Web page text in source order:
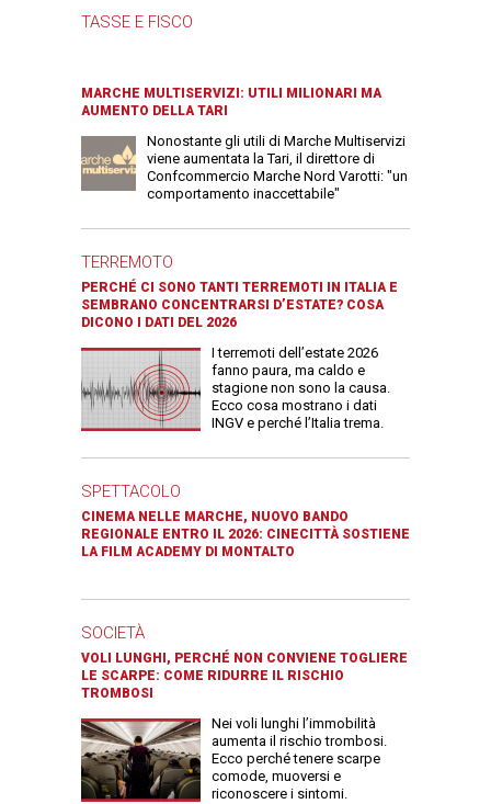
TASSE E FISCO
MARCHE MULTISERVIZI: UTILI MILIONARI MA
AUMENTO DELLA TARI
Nonostante gli utili di Marche Multiservizi
viene aumentata la Tari, il direttore di
Confcommercio Marche Nord Varotti: "un
comportamento inaccettabile"
TERREMOTO
PERCHÉ CI SONO TANTI TERREMOTI IN ITALIA E
SEMBRANO CONCENTRARSI D’ESTATE? COSA
DICONO I DATI DEL 2026
I terremoti dell’estate 2026
fanno paura, ma caldo e
stagione non sono la causa.
Ecco cosa mostrano i dati
INGV e perché l’Italia trema.
SPETTACOLO
CINEMA NELLE MARCHE, NUOVO BANDO
REGIONALE ENTRO IL 2026: CINECITTÀ SOSTIENE
LA FILM ACADEMY DI MONTALTO
SOCIETÀ
VOLI LUNGHI, PERCHÉ NON CONVIENE TOGLIERE
LE SCARPE: COME RIDURRE IL RISCHIO
TROMBOSI
Nei voli lunghi l’immobilità
aumenta il rischio trombosi.
Ecco perché tenere scarpe
comode, muoversi e
riconoscere i sintomi.